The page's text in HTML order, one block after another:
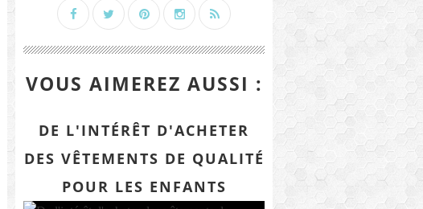
VOUS AIMEREZ AUSSI :
DE L'INTÉRÊT D'ACHETER
DES VÊTEMENTS DE QUALITÉ
POUR LES ENFANTS